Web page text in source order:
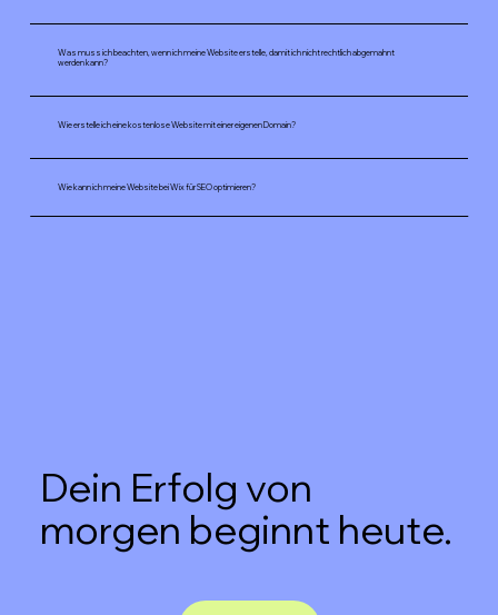
Was muss ich beachten, wenn ich meine Website erstelle, damit ich nicht rechtlich abgemahnt
werden kann?
Wie erstelle ich eine kostenlose Website mit einer eigenen Domain?
Wie kann ich meine Website bei Wix für SEO optimieren?
Dein Erfolg von
morgen beginnt heute.